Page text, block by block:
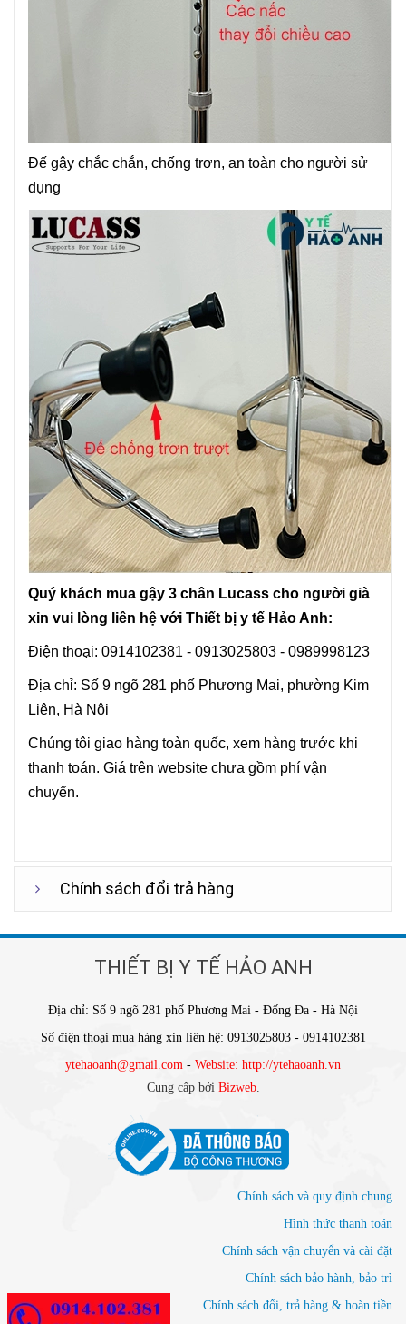
Đế gậy chắc chắn, chống trơn, an toàn cho người sử
dụng
Quý khách mua gậy 3 chân Lucass cho người già
xin vui lòng liên hệ với Thiết bị y tế Hảo Anh:
Điện thoại: 0914102381 - 0913025803 - 0989998123
Địa chỉ: Số 9 ngõ 281 phố Phương Mai, phường Kim
Liên, Hà Nội
Chúng tôi giao hàng toàn quốc, xem hàng trước khi
thanh toán. Giá trên website chưa gồm phí vận
chuyển.
Chính sách đổi trả hàng
THIẾT BỊ Y TẾ HẢO ANH
Địa chỉ: Số 9 ngõ 281 phố Phương Mai - Đống Đa - Hà Nội
Số điện thoại mua hàng xin liên hệ: 0913025803 - 0914102381
ytehaoanh@gmail.com - Website: http://ytehaoanh.vn
Cung cấp bởi Bizweb.
Chính sách và quy định chung
Hình thức thanh toán
Chính sách vận chuyển và cài đặt
Chính sách bảo hành, bảo trì
Chính sách đổi, trả hàng & hoàn tiền